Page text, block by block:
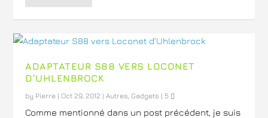
ADAPTATEUR S88 VERS LOCONET
D’UHLENBROCK
by Pierre | Oct 29, 2012 |Autres, Gadgets | 5
Comme mentionné dans un post précédent, je suis